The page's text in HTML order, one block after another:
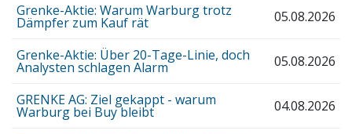
Grenke-Aktie: Warum Warburg trotz
Dämpfer zum Kauf rät 05.08.2026
Grenke-Aktie: Über 20-Tage-Linie, doch
Analysten schlagen Alarm 05.08.2026
GRENKE AG: Ziel gekappt - warum
Warburg bei Buy bleibt 04.08.2026